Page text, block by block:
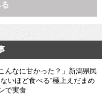
んなに甘かった？」新潟県民
いほど食べる”極上えだまめ
で実食